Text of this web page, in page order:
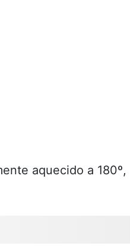
aquecido a 180º,